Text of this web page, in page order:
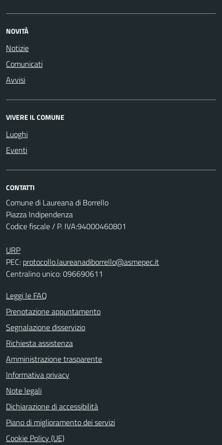
NOVITÀ
Notizie
Comunicati
Avvisi
VIVERE IL COMUNE
Luoghi
Eventi
CONTATTI
Comune di Laureana di Borrello
Piazza Indipendenza
Codice fiscale / P. IVA:94000460801
URP
PEC: protocollo.laureanadiborrello@asmepec.it
Centralino unico: 096690611
Leggi le FAQ
Prenotazione appuntamento
Segnalazione disservizio
Richiesta assistenza
Amministrazione trasparente
Informativa privacy
Note legali
Dichiarazione di accessibilità
Piano di miglioramento dei servizi
Cookie Policy (UE)